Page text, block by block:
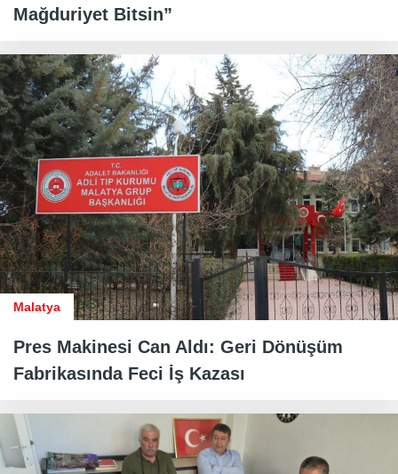
Mağduriyet Bitsin”
Malatya
Pres Makinesi Can Aldı: Geri Dönüşüm
Fabrikasında Feci İş Kazası